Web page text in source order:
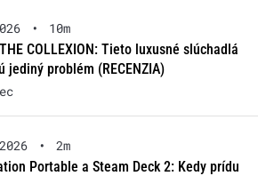
•
10m
COLLEXION: Tieto luxusné slúchadlá
jediný problém (RECENZIA)
•
2m
Portable a Steam Deck 2: Kedy prídu